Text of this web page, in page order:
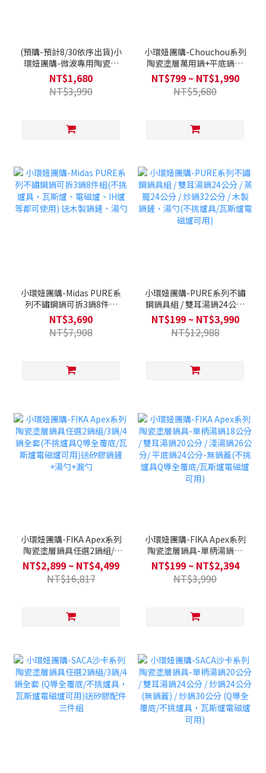
(預購-預計8/30依序出貨)小
環妞團購-微波專用陶瓷塗
層叮叮鍋-FIKA
NT$1,680
NT$3,990
小環妞團購-Chouchou系列
陶瓷塗層萬用鍋+平底鍋16
公分單鍋任選/雙鍋組-奶茶
色(不挑爐具，瓦斯爐電磁爐
可用)
NT$799 ~ NT$1,990
NT$5,680
小環妞團購-Midas PURE系
列不鏽鋼鍋可拆3鍋8件組
(不挑爐具，瓦斯爐、電磁
爐、IH爐等都可使用) 送木
製鍋鏟、湯勺
NT$3,690
NT$7,908
小環妞團購-PURE系列不鏽
鋼鍋具組 / 雙耳湯鍋24公分
木製鍋鏟、湯勺(不挑爐具/
瓦斯爐電磁爐可用)
NT$199 ~ NT$3,990
NT$12,988
小環妞團購-FIKA Apex系列
陶瓷塗層鍋具任選2鍋組/3
鍋/4鍋全套(不挑爐具Q導全
覆底/瓦斯爐電磁爐可用)送
矽膠鍋鏟+湯勺+漏勺
NT$2,899 ~ NT$4,499
NT$16,817
小環妞團購-FIKA Apex系列
陶瓷塗層鍋具-單柄湯鍋18
公分 / 雙耳湯鍋20公分 / 淺
湯鍋26公分/ 平底鍋24公分-
無鍋蓋(不挑爐具Q導全覆
NT$199 ~ NT$2,394
NT$3,990